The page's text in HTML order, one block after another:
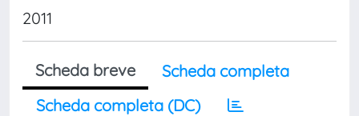
2011
Scheda breve
Scheda completa
Scheda completa (DC)